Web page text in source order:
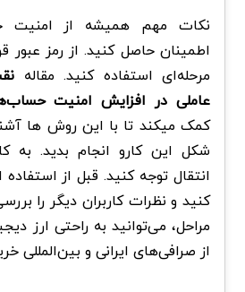
نکات مهم همیشه از امنیت
اطمینان حاصل کنید. از رمز عبور
مرحله‌ای استفاده کنید. مقاله
عاملی در افزایش امنیت
کمک میکند تا با این روش ها
شکل این کارو انجام بدید. به
انتقال توجه کنید. قبل از
کنید و نظرات کاربران دیگر را
مراحل، می‌توانید به راحتی ارز
از صرافی‌های ایرانی و بین‌المللی